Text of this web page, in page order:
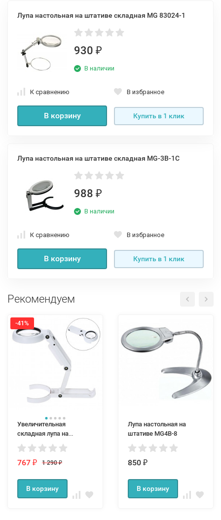
Лупа настольная на штативе складная MG 83024-1
930 ₽
В наличии
К сравнению В избранное
В корзину Купить в 1 клик
Лупа настольная на штативе складная MG-3В-1С
988 ₽
В наличии
К сравнению В избранное
В корзину Купить в 1 клик
Рекомендуем
-41%
Увеличительная
складная лупа на
штативе с подсветкой
5x/11х-75мм
767 ₽ 1 290₽
В корзину
Лупа настольная на
штативе MG4B-8
850 ₽
В корзину